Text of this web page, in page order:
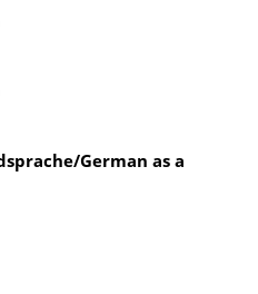
German as a